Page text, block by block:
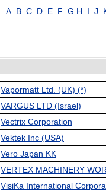
A B C D E F G H I J
Vapormatt Ltd. (UK) (*)
VARGUS LTD (Israel)
Vectrix Corporation
Vektek Inc (USA)
Vero Japan KK
VERTEX MACHINERY
VisiKa International